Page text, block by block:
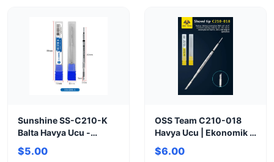
Sunshine SS-C210-K
Balta Havya Ucu -
Hassas Lehimleme
$5.00
OSS Team C210-018
Havya Ucu | Ekonomik &
Uyumlu Yedek Parça
$6.00